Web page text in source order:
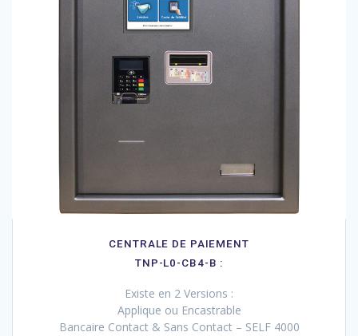
CENTRALE DE PAIEMENT
TNP-L0-CB4-B :
Existe en 2 Versions :
Applique ou Encastrable
Bancaire Contact & Sans Contact – SELF 4000